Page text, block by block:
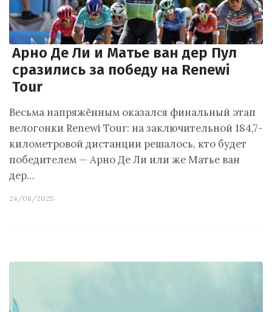
Арно Де Ли и Матье ван дер Пул
сразились за победу на Renewi
Tour
Весьма напряжённым оказался финальный этап
велогонки Renewi Tour: на заключительной 184,7-
километровой дистанции решалось, кто будет
победителем — Арно Де Ли или же Матье ван
дер…
24/08/2025